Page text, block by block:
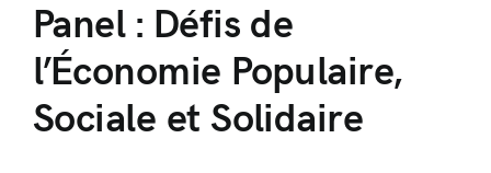
Panel : Défis de
l’Économie Populaire,
Sociale et Solidaire